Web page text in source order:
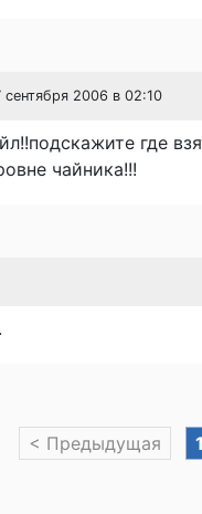
сентября 2006 в 02:10
где
чайника!!!
< Предыдущая 1